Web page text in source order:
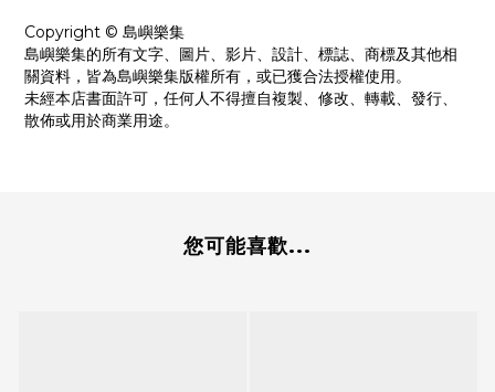
Copyright © 島嶼樂集
島嶼樂集的所有文字、圖片、影片、設計、標誌、商標及其他相
關資料，皆為島嶼樂集版權所有，或已獲合法授權使用。
未經本店書面許可，任何人不得擅自複製、修改、轉載、發行、
散佈或用於商業用途。
您可能喜歡...